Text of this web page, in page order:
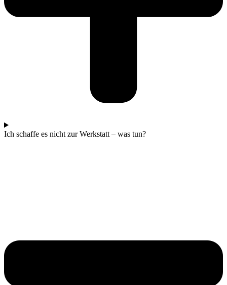
Ich schaffe es nicht zur Werkstatt – was tun?